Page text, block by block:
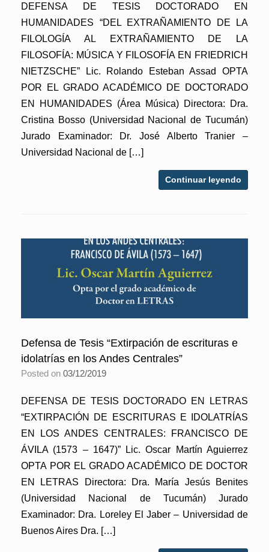
DEFENSA DE TESIS DOCTORADO EN
HUMANIDADES “DEL EXTRAÑAMIENTO DE LA
FILOLOGÍA AL EXTRAÑAMIENTO DE LA
FILOSOFÍA: MÚSICA Y FILOSOFÍA EN FRIEDRICH
NIETZSCHE” Lic. Rolando Esteban Assad OPTA
POR EL GRADO ACADÉMICO DE DOCTORADO
EN HUMANIDADES (Área Música) Directora: Dra.
Cristina Bosso (Universidad Nacional de Tucumán)
Jurado Examinador: Dr. José Alberto Tranier –
Universidad Nacional de […]
Continuar leyendo
Defensa de Tesis “Extirpación de escrituras e
idolatrías en los Andes Centrales”
Posted on 03/12/2019
DEFENSA DE TESIS DOCTORADO EN LETRAS
“EXTIRPACIÓN DE ESCRITURAS E IDOLATRÍAS
EN LOS ANDES CENTRALES: FRANCISCO DE
ÁVILA (1573 – 1647)” Lic. Oscar Martín Aguierrez
OPTA POR EL GRADO ACADÉMICO DE DOCTOR
EN LETRAS Directora: Dra. María Jesús Benites
(Universidad Nacional de Tucumán) Jurado
Examinador: Dra. Loreley El Jaber – Universidad de
Buenos Aires Dra. […]